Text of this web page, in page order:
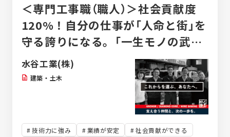
＜専門工事職（職人）＞社会貢献度
120%！自分の仕事が「人命と街」を
守る誇りになる。「一生モノの武
器」が手に入る仕事！
水谷工業(株)
建築・土木
技術力に強み 業績が安定
社会貢献ができる